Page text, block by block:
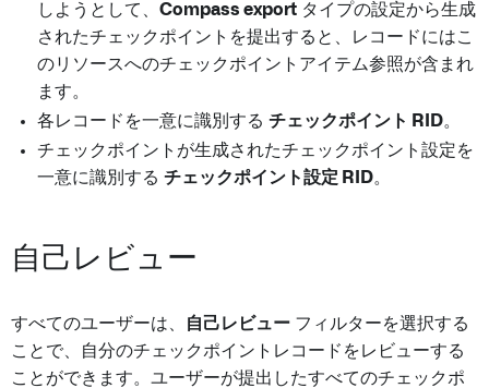
しようとして、 Compass export タイプの設定から生成
されたチェックポイントを提出すると、レコードにはこ
のリソースへのチェックポイントアイテム参照が含まれ
ます。
各レコードを一意に識別する チェックポイント RID。
チェックポイントが生成されたチェックポイント設定を
一意に識別する チェックポイント設定 RID。
自己レビュー
すべてのユーザーは、 自己レビュー フィルターを選択する
ことで、自分のチェックポイントレコードをレビューする
ことができます。ユーザーが提出したすべてのチェックポ